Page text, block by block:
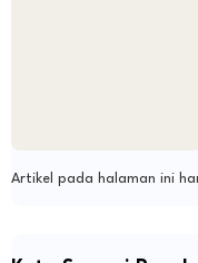
Artikel pada halaman ini